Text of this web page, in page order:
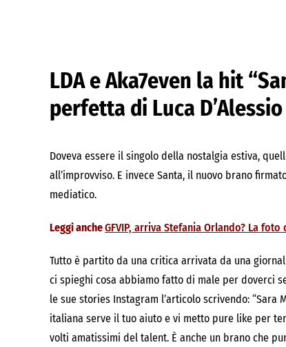
LDA e Aka7even la hit
perfetta di Luca D’Alessio
Doveva essere il singolo della nostalgia estiva,
all’improvviso. E invece Santa, il nuovo brano
mediatico.
Leggi ancheGFVIP, arriva Stefania Orlando? La
Tutto è partito da una critica arrivata da una
ci spieghi cosa abbiamo fatto di male per doverci
le sue stories Instagram l’articolo scrivendo:
italiana serve il tuo aiuto e vi metto pure like per
volti amatissimi del talent. È anche un brano che